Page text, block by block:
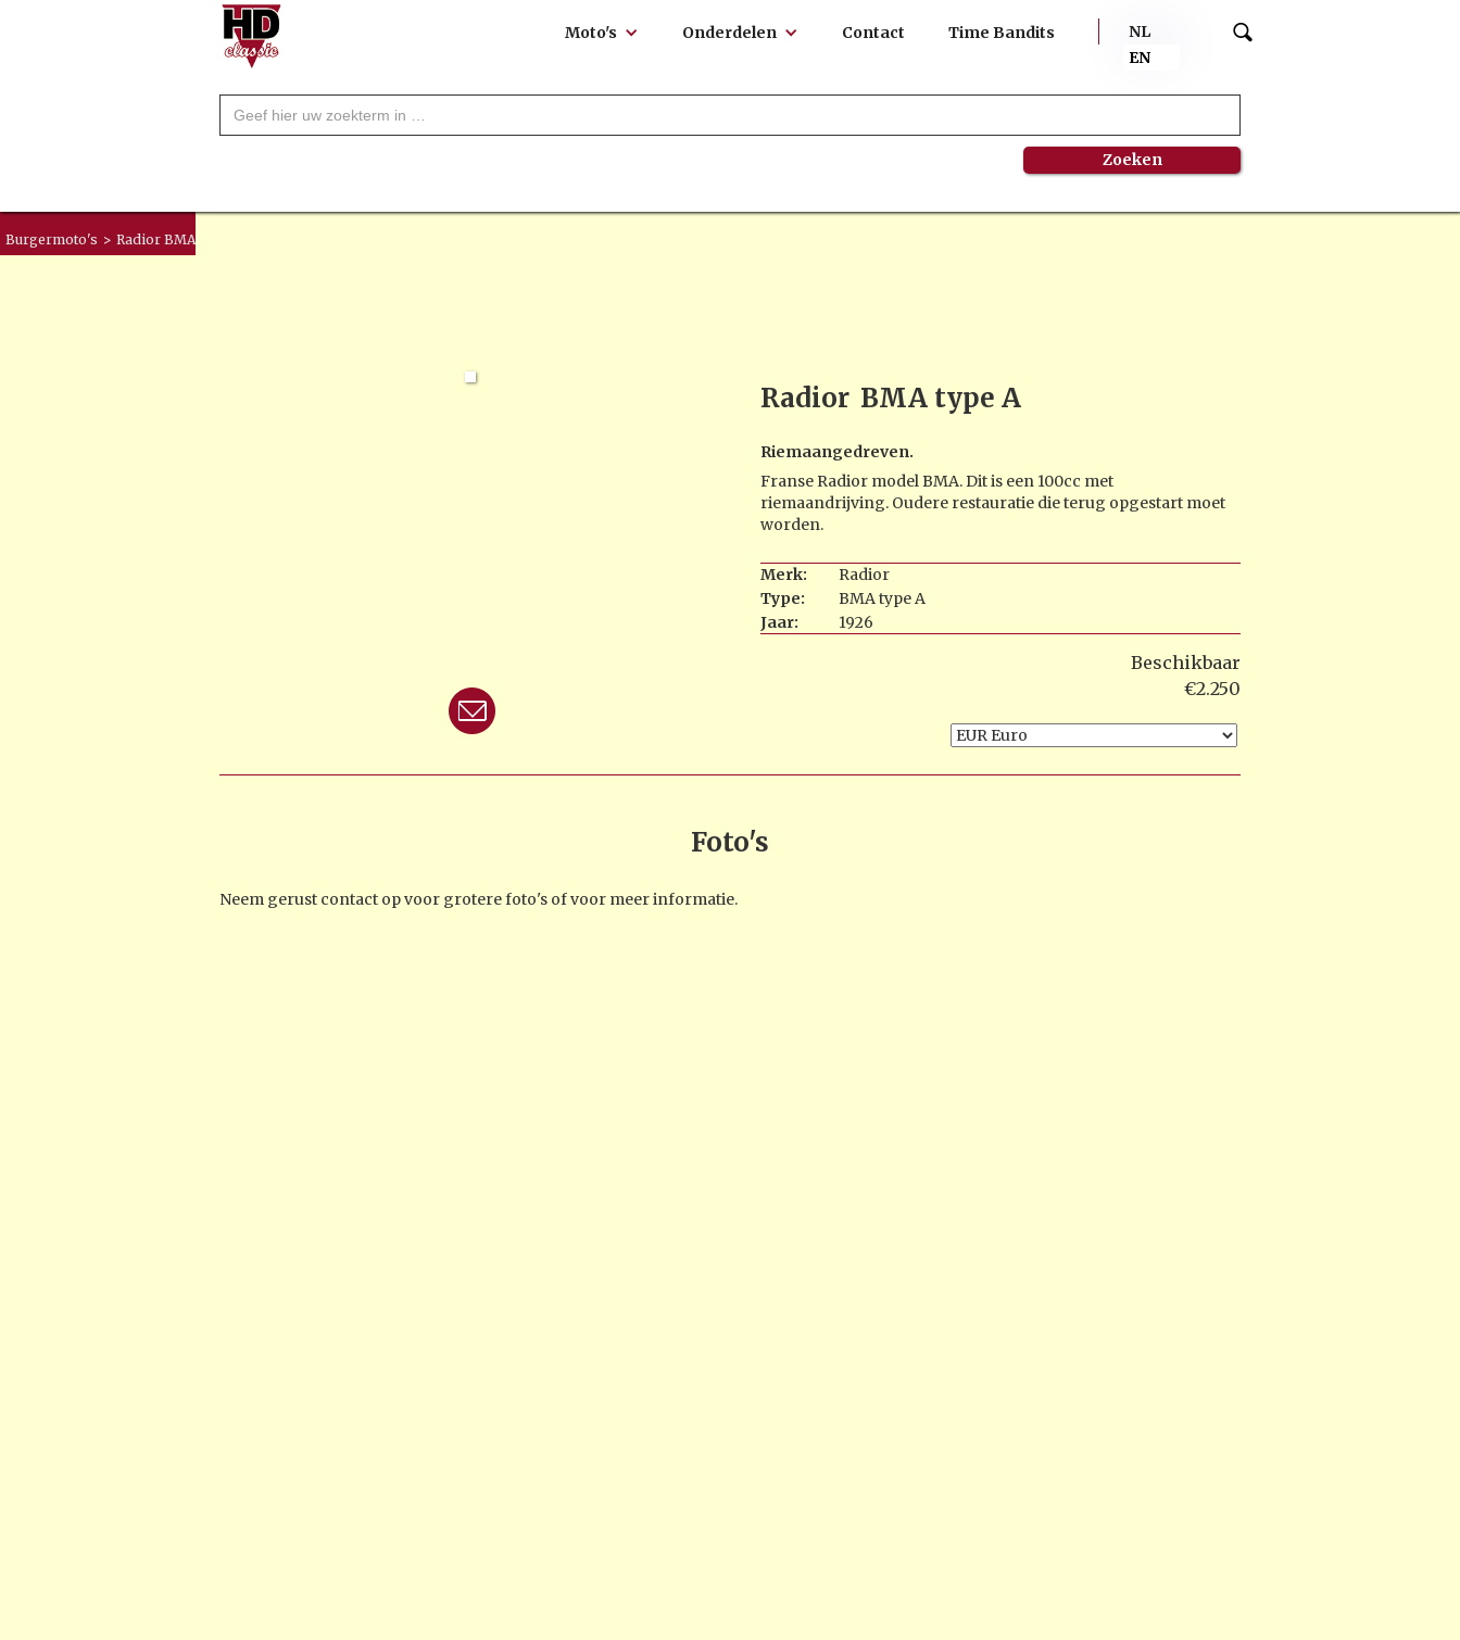
Moto's Onderdelen Contact Time Bandits
NL
EN
Burgermoto's > Radior BMA
Radior BMA type A
Riemaangedreven.
Franse Radior model BMA. Dit is een 100cc met
riemaandrijving. Oudere restauratie die terug opgestart moet
worden.
Merk:
Radior
Type:
BMA type A
Jaar:
1926
Beschikbaar
€2.250
Foto's
Neem gerust contact op voor grotere foto's of voor meer informatie.